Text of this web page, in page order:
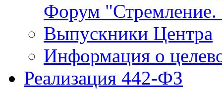
Форум "Стремление.
Выпускники Центра
Информация о
Реализация 442-ФЗ